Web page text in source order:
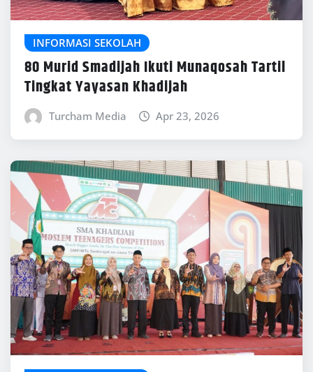
INFORMASI SEKOLAH
80 Murid Smadijah Ikuti Munaqosah Tartil
Tingkat Yayasan Khadijah
Turcham Media Apr 23, 2026